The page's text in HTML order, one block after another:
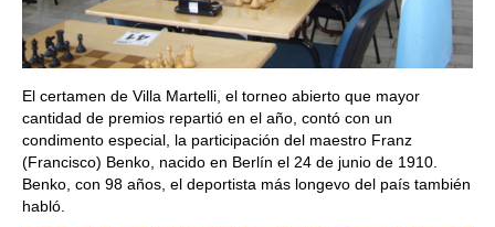
El certamen de Villa Martelli, el torneo abierto que mayor
cantidad de premios repartió en el año, contó con un
condimento especial, la participación del maestro Franz
(Francisco) Benko, nacido en Berlín el 24 de junio de 1910.
Benko, con 98 años, el deportista más longevo del país también
habló.